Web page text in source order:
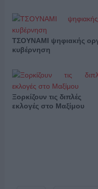
ΤΣΟΥΝΑΜΙ ψηφιακής
κυβέρνηση
Ξορκίζουν τις διπλές
εκλογές στο Μαξίμου